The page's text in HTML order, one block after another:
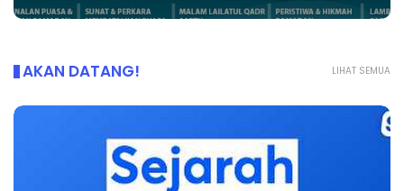
LIHAT SEMUA
AKAN DATANG!